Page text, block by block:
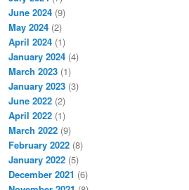
June 2024 (9)
May 2024 (2)
April 2024 (1)
January 2024 (4)
March 2023 (1)
January 2023 (3)
June 2022 (2)
April 2022 (1)
March 2022 (9)
February 2022 (8)
January 2022 (5)
December 2021 (6)